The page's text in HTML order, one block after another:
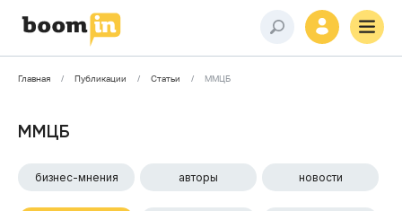
Главная Публикации Статьи ММЦБ
ММЦБ
бизнес-мнения авторы новости